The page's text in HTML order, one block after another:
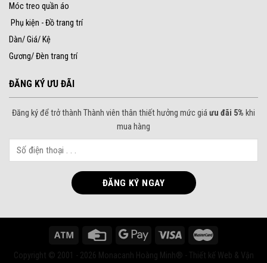
Móc treo quần áo
Phụ kiện - Đồ trang trí
Dàn/ Giá/ Kệ
Gương/ Đèn trang trí
ĐĂNG KÝ ƯU ĐÃI
Đăng ký để trở thành Thành viên thân thiết hưởng mức giáưu đãi 5% khi
mua hàng
Copyright © 2001 - 2026 Monacanh Hoàng Minh® - Thiết kế Web & Vận